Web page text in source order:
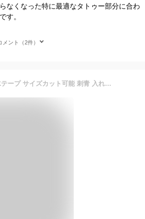
なくなった特に最適なタトゥー部分に合わ
す。
ント（2件）
【6枚セット】タトゥー隠しシール 防水テープ サイズカット可能 刺青 入れ墨 傷 あざ 母斑 隠す つや消し テープ 極薄 防水 防汗 目立たない プール用 温泉用 メール便送料無料